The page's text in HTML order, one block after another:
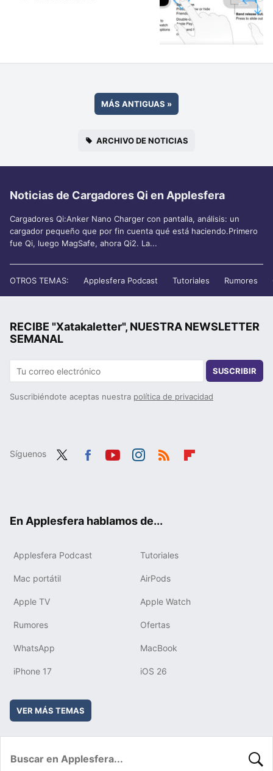
MÁS ANTIGUAS »
ARCHIVO DE NOTICIAS
Noticias de Cargadores Qi en Applesfera
Cargadores Qi:Anker Nano Charger con pantalla, análisis: un
cargador pequeño que por fin cuenta qué está haciendo.Primero
fue Qi, luego MagSafe, ahora Qi2. La...
OTROS TEMAS: Applesfera Podcast Tutoriales Rumores
RECIBE "Xatakaletter", NUESTRA NEWSLETTER
SEMANAL
SUSCRIBIR
Suscribiéndote aceptas nuestra política de privacidad
Síguenos
En Applesfera hablamos de...
Applesfera Podcast Tutoriales
Mac portátil AirPods
Apple TV Apple Watch
Rumores Ofertas
WhatsApp MacBook
iPhone 17 iOS 26
VER MÁS TEMAS